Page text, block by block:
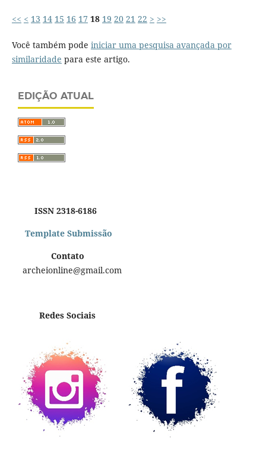
<< < 13 14 15 16 17 18 19 20 21 22 > >>
Você também pode iniciar uma pesquisa avançada por
similaridade para este artigo.
EDIÇÃO ATUAL
ISSN 2318-6186
Template Submissão
Contato
archeionline@gmail.com
Redes Sociais